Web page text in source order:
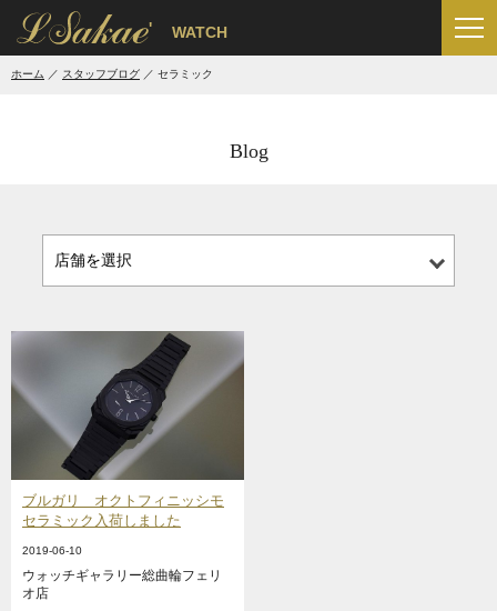
' WATCH
ホーム スタッフブログ セラミック
Blog
ブルガリ オクトフィニッシモ
セラミック入荷しました
2019-06-10
ウォッチギャラリー総曲輪フェリ
オ店